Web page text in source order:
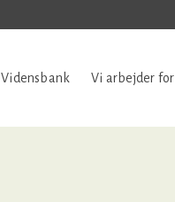
Vidensbank Vi arbejder for